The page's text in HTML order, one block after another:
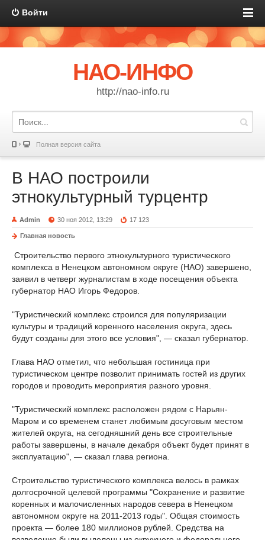
Войти
НАО-ИНФО
http://nao-info.ru
Полная версия сайта
В НАО построили
этнокультурный турцентр
Admin 30 ноя 2012, 13:29 17 123
Главная новость
Строительство первого этнокультурного туристического
комплекса в Ненецком автономном округе (НАО) завершено,
заявил в четверг журналистам в ходе посещения объекта
губернатор НАО Игорь Федоров.
"Туристический комплекс строился для популяризации
культуры и традиций коренного населения округа, здесь
будут созданы для этого все условия", — сказал губернатор.
Глава НАО отметил, что небольшая гостиница при
туристическом центре позволит принимать гостей из других
городов и проводить мероприятия разного уровня.
"Туристический комплекс расположен рядом с Нарьян-
Маром и со временем станет любимым досуговым местом
жителей округа, на сегодняшний день все строительные
работы завершены, в начале декабря объект будет принят в
эксплуатацию", — сказал глава региона.
Строительство туристического комплекса велось в рамках
долгосрочной целевой программы "Сохранение и развитие
коренных и малочисленных народов севера в Ненецком
автономном округе на 2011-2013 годы". Общая стоимость
проекта — более 180 миллионов рублей. Средства на